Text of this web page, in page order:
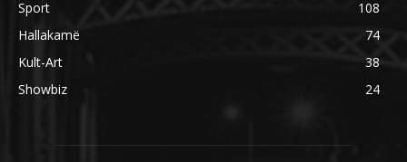
Sport
108
Hallakamë
74
Kult-Art
38
Showbiz
24